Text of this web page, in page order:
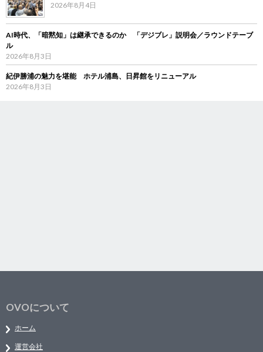
2026年8月4日
AI時代、「暗黙知」は継承できるのか 「デジブレ」説明会／ラウンドテーブ
ル
2026年8月3日
紀伊勝浦の魅力を堪能 ホテル浦島、日昇館をリニューアル
2026年8月3日
OVOについて
ホーム
運営会社